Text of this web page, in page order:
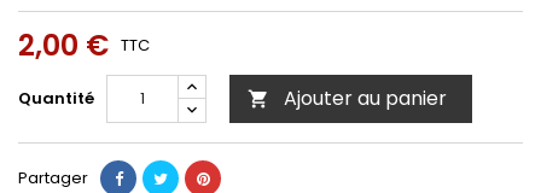
2,00 € TTC
Quantité  Ajouter au panier
Partager